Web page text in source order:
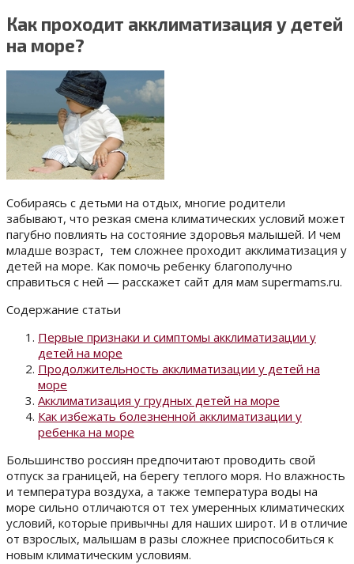
Как проходит акклиматизация у детей
на море?
Собираясь с детьми на отдых, многие родители
забывают, что резкая смена климатических условий может
пагубно повлиять на состояние здоровья малышей. И чем
младше возраст, тем сложнее проходит акклиматизация у
детей на море. Как помочь ребенку благополучно
справиться с ней — расскажет сайт для мам supermams.ru.
Содержание статьи
Первые признаки и симптомы акклиматизации у
детей на море
Продолжительность акклиматизации у детей на
море
Акклиматизация у грудных детей на море
Как избежать болезненной акклиматизации у
ребенка на море
Большинство россиян предпочитают проводить свой
отпуск за границей, на берегу теплого моря. Но влажность
и температура воздуха, а также температура воды на
море сильно отличаются от тех умеренных климатических
условий, которые привычны для наших широт. И в отличие
от взрослых, малышам в разы сложнее приспособиться к
новым климатическим условиям.